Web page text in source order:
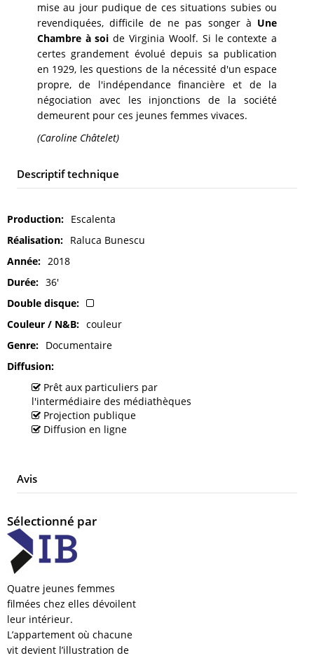
mise au jour pudique de ces situations subies ou
revendiquées, difficile de ne pas songer à Une
Chambre à soide Virginia Woolf. Si le contexte a
certes grandement évolué depuis sa publication
en 1929, les questions de la nécessité d'un espace
propre, de l'indépendance financière et de la
négociation avec les injonctions de la société
demeurent pour ces jeunes femmes vivaces.
(Caroline Châtelet)
Descriptif technique
Production
Escalenta
Réalisation
Raluca Bunescu
Année
2018
Durée
36'
Double disque
Couleur / N&B
couleur
Genre
Documentaire
Diffusion
Prêt aux particuliers par
l'intermédiaire des médiathèques
Projection publique
Diffusion en ligne
Avis
Sélectionné par
Quatre jeunes femmes
filmées chez elles dévoilent
leur intérieur.
L’appartement où chacune
vit devient l’illustration de